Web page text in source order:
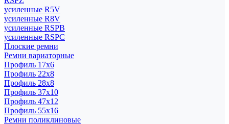
усиленные R5V
усиленные R8V
усиленные RSPB
усиленные RSPC
Плоские ремни
Ремни вариаторные
Профиль 17x6
Профиль 22x8
Профиль 28x8
Профиль 37x10
Профиль 47x12
Профиль 55x16
Ремни поликлиновые